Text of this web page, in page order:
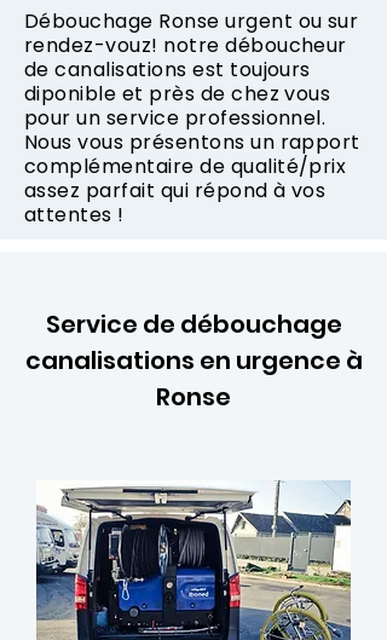
Débouchage Ronse urgent ou sur
rendez-vouz! notre déboucheur
de canalisations est toujours
diponible et près de chez vous
pour un service professionnel.
Nous vous présentons un rapport
complémentaire de qualité/prix
assez parfait qui répond à vos
attentes !
Service de débouchage
canalisations en urgence à
Ronse